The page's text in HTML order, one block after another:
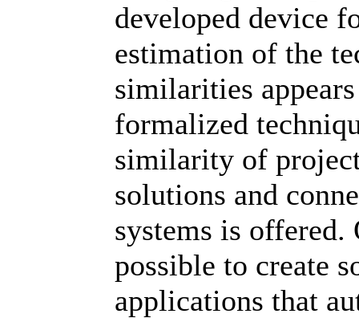
developed device
estimation of the
similarities
formalized
similarity of
solutions and
systems is offered.
possible to create
applications that